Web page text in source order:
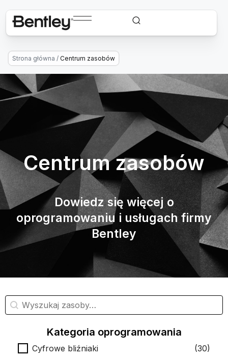
Strona główna / Centrum zasobów
Centrum zasobów
Dowiedz się więcej o
oprogramowaniu i usługach firmy
Bentley
Wyszukiwanie materiałów
Wyszukaj treść
Kategoria oprogramowania
Kategoria oprogramowania
Cyfrowe bliźniaki
(30)